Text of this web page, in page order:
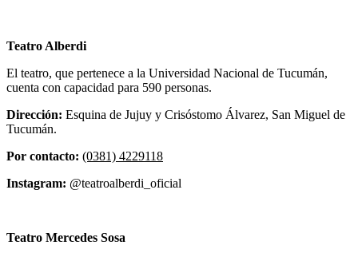
Teatro Alberdi
El teatro, que pertenece a la Universidad Nacional de Tucumán,
cuenta con capacidad para 590 personas.
Dirección: Esquina de Jujuy y Crisóstomo Álvarez, San Miguel de
Tucumán.
Por contacto: (0381) 4229118
Instagram: @teatroalberdi_oficial
Teatro Mercedes Sosa